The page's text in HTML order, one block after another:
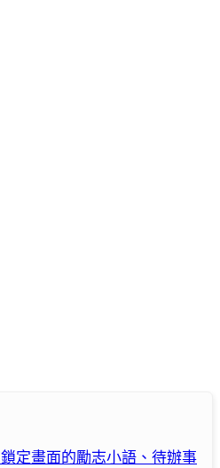
定畫面的勵志小語、待辦事